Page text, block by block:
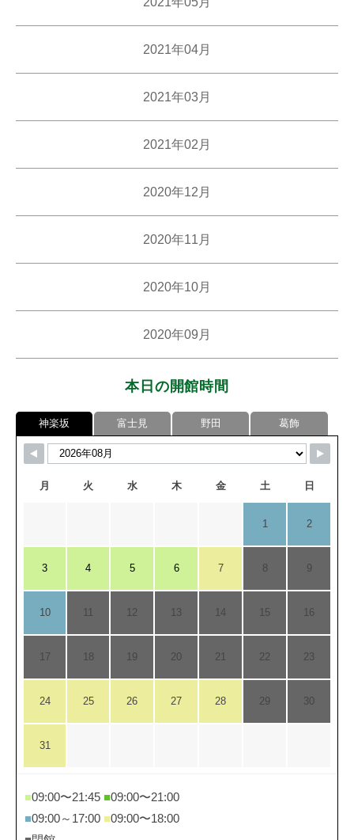
2021年04月
2021年03月
2021年02月
2020年12月
2020年11月
2020年10月
2020年09月
本日の開館時間
神楽坂 富士見 野田 葛飾
月 火 水 木 金 土 日
1 2
3 4 5 6 7 8 9
10 11 12 13 14 15 16
17 18 19 20 21 22 23
24 25 26 27 28 29 30
31
■09:00〜21:45 ■09:00〜21:00
■09:00～17:00 ■09:00〜18:00